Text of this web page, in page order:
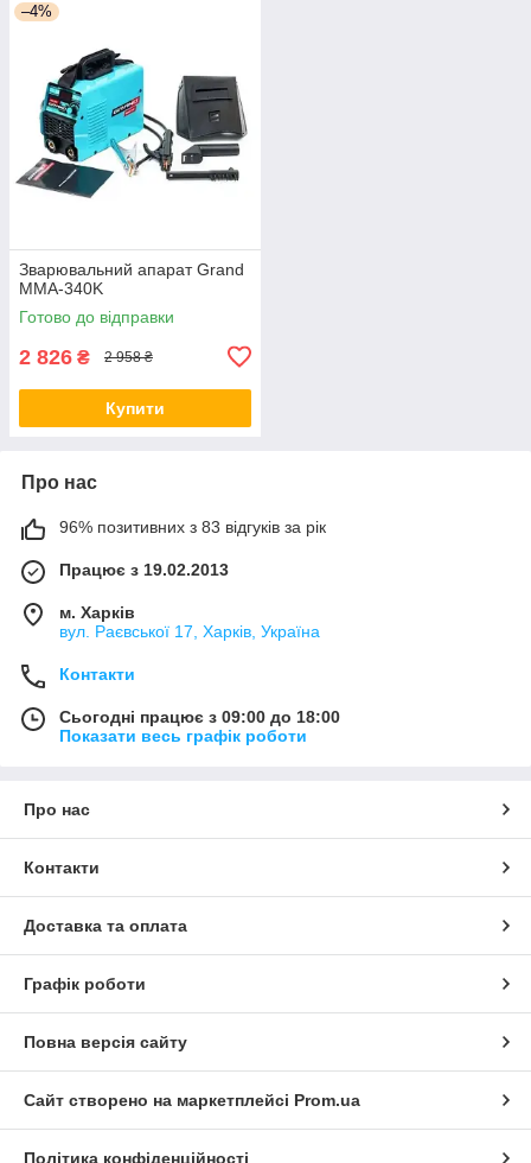
–4%
Зварювальний апарат Grand
ММА-340K
Готово до відправки
2 826 ₴ 2 958 ₴
Купити
Про нас
96% позитивних з 83 відгуків за рік
Працює з 19.02.2013
м. Харків
вул. Раєвської 17, Харків, Україна
Контакти
Сьогодні працює з 09:00 до 18:00
Показати весь графік роботи
Про нас
Контакти
Доставка та оплата
Графік роботи
Повна версія сайту
Сайт створено на маркетплейсі Prom.ua
Політика конфіденційності